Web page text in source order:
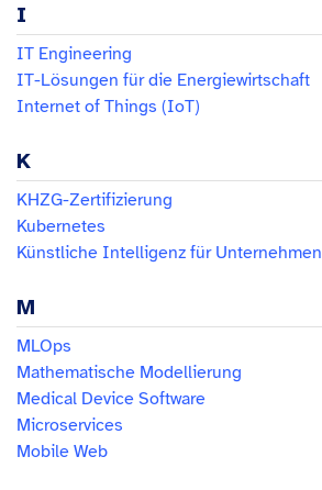
I
IT Engineering
IT-Lösungen für die Energiewirtschaft
Internet of Things (IoT)
K
KHZG-Zertifizierung
Kubernetes
Künstliche Intelligenz für Unternehmen
M
MLOps
Mathematische Modellierung
Medical Device Software
Microservices
Mobile Web